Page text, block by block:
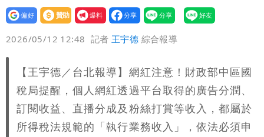
設為
贊助
我要
爆料
2026/05/12 12:48 記者王宇德 綜合報導
【王宇德／台北報導】網紅注意！財政部中區國
稅局提醒，個人網紅透過平台取得的廣告分潤、
訂閱收益、直播分成及粉絲打賞等收入，都屬於
所得稅法規範的「執行業務收入」，依法必須申